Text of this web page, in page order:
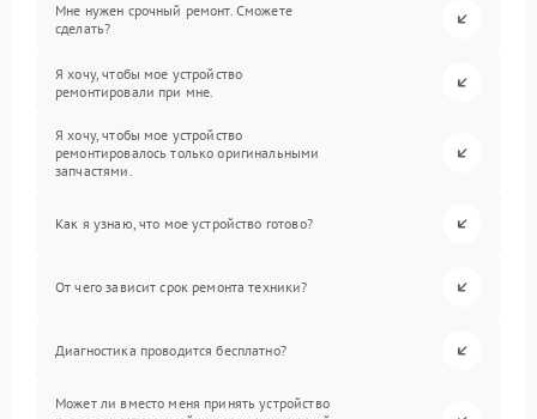
Мне нужен срочный ремонт. Сможете
сделать?
Я хочу, чтобы мое устройство
ремонтировали при мне.
Я хочу, чтобы мое устройство
ремонтировалось только оригинальными
запчастями.
Как я узнаю, что мое устройство готово?
От чего зависит срок ремонта техники?
Диагностика проводится бесплатно?
Может ли вместо меня принять устройство